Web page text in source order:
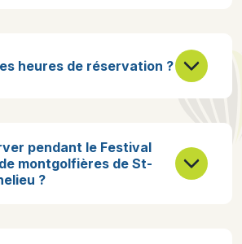
heures de réservation ?
pendant le Festival
montgolfières de St-
?